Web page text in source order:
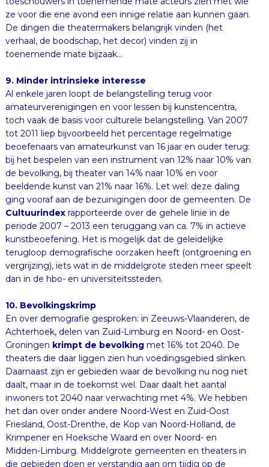
toenemende mate bijzaak…
9. Minder intrinsieke interesse
Al enkele jaren loopt de belangstelling terug voor
amateurverenigingen en voor lessen bij kunstencentra,
toch vaak de basis voor culturele belangstelling. Van 2007
tot 2011 liep bijvoorbeeld het percentage regel­matige
beoefenaars van amateurkunst van 16 jaar en ouder terug:
bij het bespelen van een instrument van 12% naar 10% van
de bevolking, bij theater van 14% naar 10% en voor
beelden­de kunst van 21% naar 16%. Let wel: deze daling
ging vooraf aan de bezuinigingen door de gemeenten. De
Cultuurindexrapporteerde over de gehele linie in de
periode 2007 – 2013 een teruggang van ca. 7% in actieve
kunstbeoefening. Het is mogelijk dat de geleidelijke
terugloop demografische oorzaken heeft (ontgroening en
vergrijzing), iets wat in de middelgrote steden meer speelt
dan in de hbo- en universiteitssteden.
10. Bevolkingskrimp
En over demografie gesproken: in Zeeuws-Vlaanderen, de
Achterhoek, delen van Zuid-Limburg en Noord- en Oost-
Groningen krimpt de bevolking met 16% tot 2040. De
theaters die daar liggen zien hun voedingsgebied slinken.
Daarnaast zijn er gebieden waar de bevolking nu nog niet
daalt, maar in de toekomst wel. Daar daalt het aantal
inwoners tot 2040 naar verwachting met 4%. We hebben
het dan over onder andere Noord-West en Zuid-Oost
Friesland, Oost-Drenthe, de Kop van Noord-Holland, de
Krimpener en Hoeksche Waard en over Noord- en
Midden-Limburg. Middelgrote gemeenten en theaters in
die gebieden doen er verstandig aan om tijdig op de